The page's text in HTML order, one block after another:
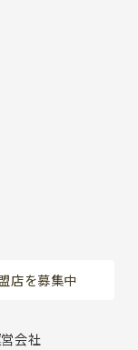
店を募集中
会社